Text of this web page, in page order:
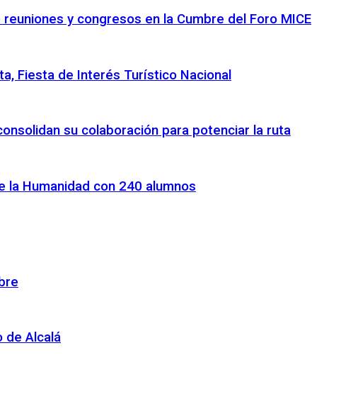
y congresos en la Cumbre del Foro MICE
Fiesta de Interés Turístico Nacional
su colaboración para potenciar la ruta
la Humanidad con 240 alumnos
de Alcalá